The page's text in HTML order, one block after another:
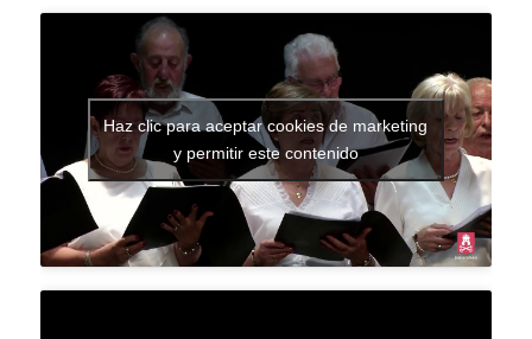
Haz clic para aceptar cookies de marketing
y permitir este contenido